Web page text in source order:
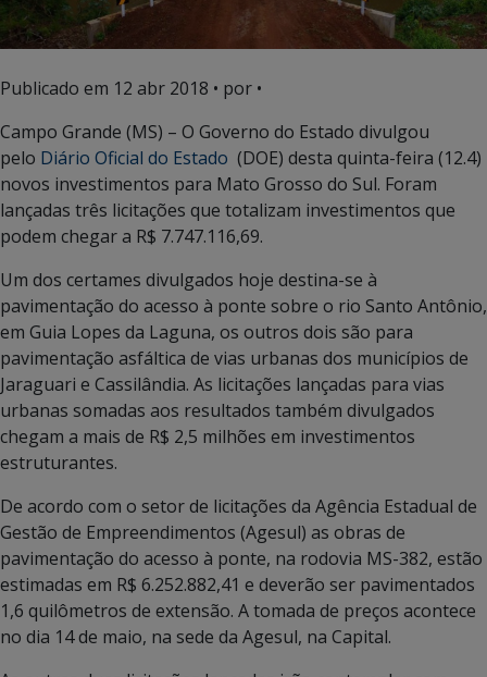
Publicado em 12 abr 2018 • por •
Campo Grande (MS) – O Governo do Estado divulgou
pelo Diário Oficial do Estado (DOE) desta quinta-feira (12.4)
novos investimentos para Mato Grosso do Sul. Foram
lançadas três licitações que totalizam investimentos que
podem chegar a R$ 7.747.116,69.
Um dos certames divulgados hoje destina-se à
pavimentação do acesso à ponte sobre o rio Santo Antônio,
em Guia Lopes da Laguna, os outros dois são para
pavimentação asfáltica de vias urbanas dos municípios de
Jaraguari e Cassilândia. As licitações lançadas para vias
urbanas somadas aos resultados também divulgados
chegam a mais de R$ 2,5 milhões em investimentos
estruturantes.
De acordo com o setor de licitações da Agência Estadual de
Gestão de Empreendimentos (Agesul) as obras de
pavimentação do acesso à ponte, na rodovia MS-382, estão
estimadas em R$ 6.252.882,41 e deverão ser pavimentados
1,6 quilômetros de extensão. A tomada de preços acontece
no dia 14 de maio, na sede da Agesul, na Capital.